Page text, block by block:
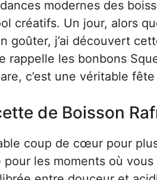
modernes des
créatifs. Un jour, alors
goûter, j’ai découvert
les bonbons
c’est une véritable fête
de Boisson
coup de cœur pour
les moments où